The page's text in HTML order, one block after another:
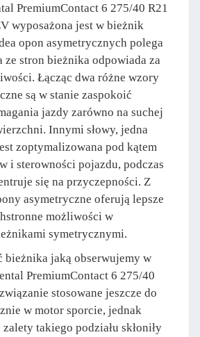
PremiumContact 6 275/40 R21
wyposażona jest w bieżnik
opon asymetrycznych polega
ze stron bieżnika odpowiada za
Łącząc dwa różne wzory
są w stanie zaspokoić
jazdy zarówno na suchej
Innymi słowy, jedna
zoptymalizowana pod kątem
i sterowności pojazdu, podczas
się na przyczepności. Z
asymetryczne oferują lepsze
możliwości w
symetrycznymi.
bieżnika jaką obserwujemy w
PremiumContact 6 275/40
stosowane jeszcze do
w motor sporcie, jednak
takiego podziału skłoniły